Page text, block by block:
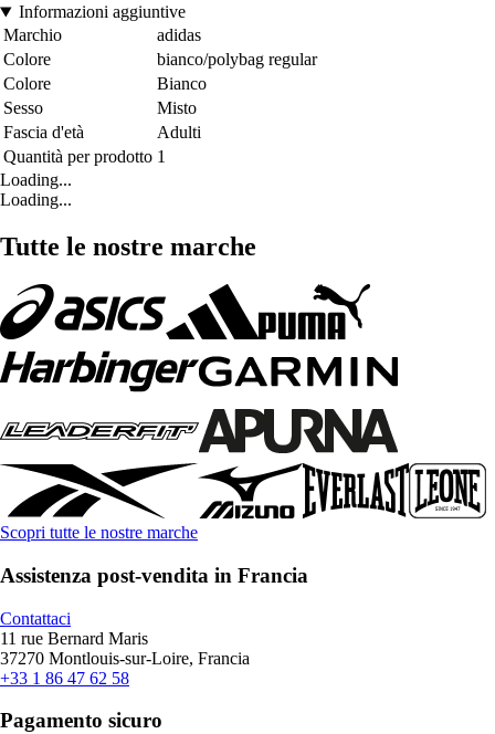
Informazioni aggiuntive
Marchio
adidas
Colore
bianco/polybag regular
Colore
Bianco
Sesso
Misto
Fascia d'età
Adulti
Quantità per prodotto 1
Loading...
Loading...
Tutte le nostre marche
Scopri tutte le nostre marche
Assistenza post-vendita in Francia
Contattaci
11 rue Bernard Maris
37270 Montlouis-sur-Loire, Francia
+33 1 86 47 62 58
Pagamento sicuro